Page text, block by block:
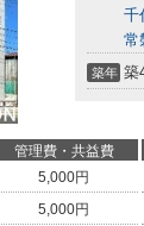
千
常
築年 築
管理費・共益費
5,000円
5,000円